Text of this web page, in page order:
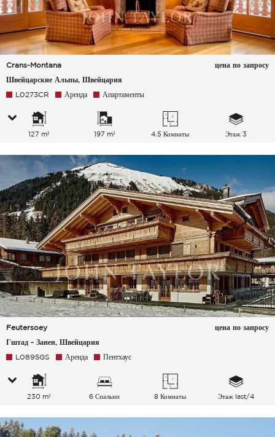
Crans-Montana
Швейцарские Альпы, Швейцария
цена по запросу
L0273CR Аренда Апартаменты
127 m² 197 m² 4.5 Комнаты Этаж 3
Feutersoey
Гштад - Занен, Швейцария
цена по запросу
L0895GS Аренда Пентхаус
230 m² 6 Спальни 8 Комнаты Этаж last/4